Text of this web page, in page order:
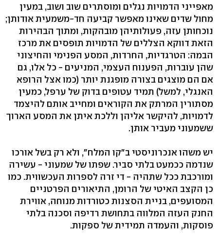
מאפייני הדמויות נגלים ומוסתרים שוב ושוב, במעין
מחול שדים שאינו מאפשר קביעה חד-משמעית אודותן;
נוכחותן עזה, פעולותיהן מובהקות, ומתוך הבהירות
הזאת דווקא הצללים של הדמויות תופסים את מרכז
הבמה: הטרגדיות, החרדות, המסע הפנימי והחיצוני
שהן עוברות, הפענוח העצמי, המניעים - כל אלו, גם
אם הם מוצגים בצורה מופגנת יותר (כמו אצל הרופא
האנגלי, למשל) תמיד עטופים בדוק של ערפל, כמעין
מסתורין המרתק את הקוראים ומחייב אותם להיצמד
לדמויות, להיקשר אליהן וללכת איתן את המסע הארוך
ששמעוני מעביר אותן.
יש משהו אנכרוניסטי ב"קו המלח", ולא רק בשל אורכו
שנדמה ככמעט בלתי סביר. שפתו של שמעוני - עשירה
ומורכבת ככל שתהיה - די זרה לספרות העכשווית. כמו
כן הקצב האיטי של הרומן, התיאורים הפרטניים
המסועפים, בניית הסצנות כטורדות מנוחה, אווירת
החנק העזה המלווה בתחושת רדיפה וסכנה בלתי
פוסקות, והעמדה תמידית של ספקות.